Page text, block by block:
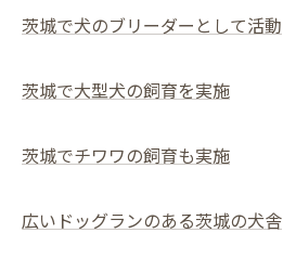
茨城で犬のブリーダーとして活動
茨城で大型犬の飼育を実施
茨城でチワワの飼育も実施
広いドッグランのある茨城の犬舎